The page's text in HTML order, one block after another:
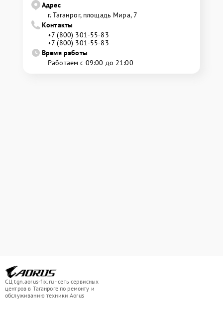
Адрес
г. Таганрог, площадь Мира, 7
Контакты
+7 (800) 301-55-83
+7 (800) 301-55-83
Время работы
Работаем с 09:00 до 21:00
СЦ tgn.aorus-fix.ru - сеть сервисных
центров в Таганроге по ремонту и
обслуживанию техники Aorus